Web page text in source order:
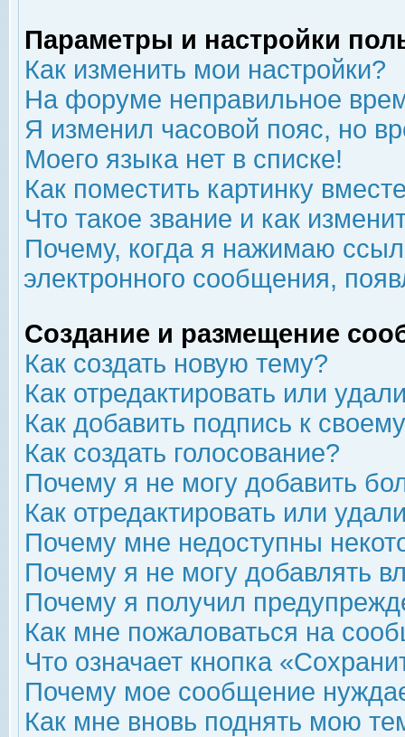
Параметры и настройки
Как изменить мои настройки?
На форуме неправильное
Я изменил часовой пояс, но
Моего языка нет в списке!
Как поместить картинку
Что такое звание и как
Почему, когда я нажимаю
электронного сообщения,
Создание и размещение
Как создать новую тему?
Как отредактировать или
Как добавить подпись к
Как создать голосование?
Почему я не могу добавить
Как отредактировать или
Почему мне недоступны
Почему я не могу добавлять
Почему я получил
Как мне пожаловаться на
Что означает кнопка
Почему мое сообщение
Как мне вновь поднять мою